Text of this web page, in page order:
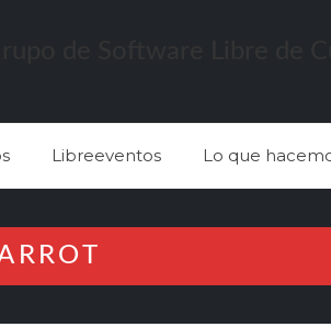
Libreeventos Lo que